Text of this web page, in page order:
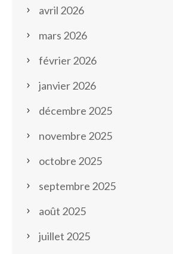
avril 2026
mars 2026
février 2026
janvier 2026
décembre 2025
novembre 2025
octobre 2025
septembre 2025
août 2025
juillet 2025